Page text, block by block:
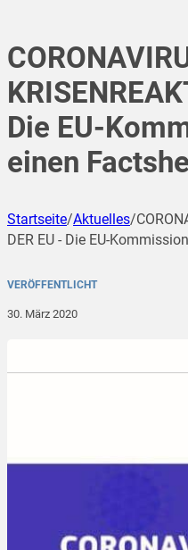
Die EU-
einen
Startseite/Aktuelles/
DER EU - Die EU-
VERÖFFENTLICHT
30. März 2020